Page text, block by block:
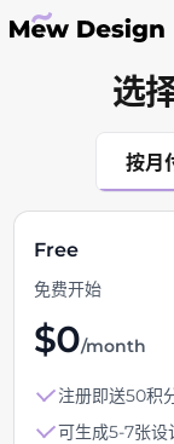
选
按月
Free
免费开始
$0/month
注册即送50积
可生成5-7张设